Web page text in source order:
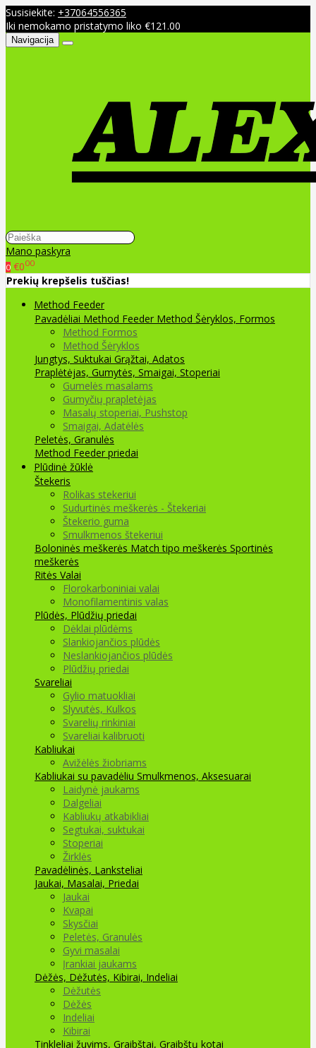
Susisiekite: +37064556365
Iki nemokamo pristatymo liko €121.00
Navigacija
Mano paskyra
0 €000
Prekių krepšelis tuščias!
Method Feeder
Pavadėliai Method Feeder Method Šėryklos, Formos
Method Formos
Method Šėryklos
Jungtys, Suktukai Grąžtai, Adatos
Praplėtėjas, Gumytės, Smaigai, Stoperiai
Gumelės masalams
Gumyčių prapletėjas
Masalų stoperiai, Pushstop
Smaigai, Adatėlės
Peletės, Granulės
Method Feeder priedai
Plūdinė žūklė
Štekeris
Rolikas stekeriui
Sudurtinės meškerės - Štekeriai
Štekerio guma
Smulkmenos štekeriui
Boloninės meškerės Match tipo meškerės Sportinės
meškerės
Ritės Valai
Florokarboniniai valai
Monofilamentinis valas
Plūdės, Plūdžių priedai
Dėklai plūdėms
Slankiojančios plūdės
Neslankiojančios plūdės
Plūdžių priedai
Svareliai
Gylio matuokliai
Slyvutės, Kulkos
Svarelių rinkiniai
Svareliai kalibruoti
Kabliukai
Avižėlės žiobriams
Kabliukai su pavadėliu Smulkmenos, Aksesuarai
Laidynė jaukams
Dalgeliai
Kabliukų atkabikliai
Segtukai, suktukai
Stoperiai
Žirklės
Pavadėlinės, Lanksteliai
Jaukai, Masalai, Priedai
Jaukai
Kvapai
Skysčiai
Peletės, Granulės
Gyvi masalai
Įrankiai jaukams
Dėžės, Dėžutės, Kibirai, Indeliai
Dėžutės
Dėžės
Indeliai
Kibirai
Tinkleliai žuvims, Graibštai, Graibštų kotai